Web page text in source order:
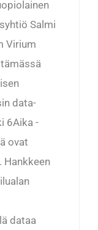
Salmi
Virium
data-
6Aika -
ovat
Hankkeen
dataa